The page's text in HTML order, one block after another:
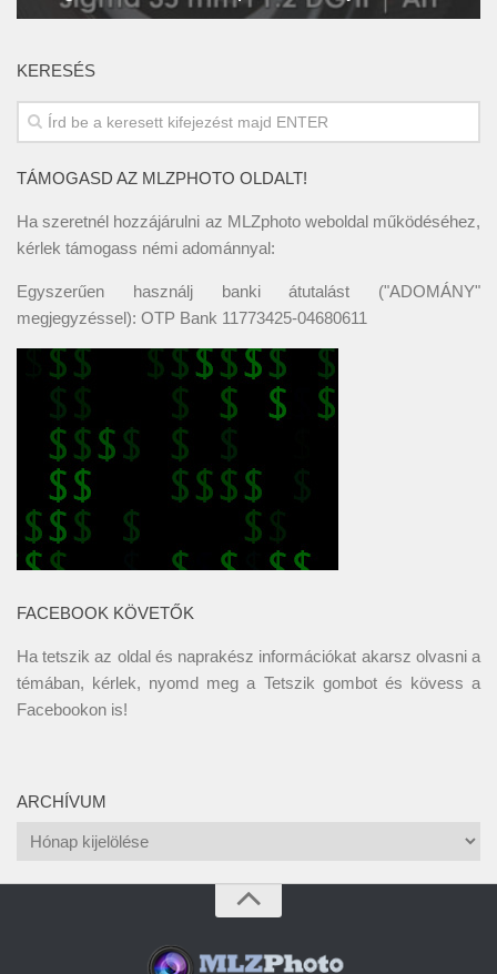
KERESÉS
TÁMOGASD AZ MLZPHOTO OLDALT!
Ha szeretnél hozzájárulni az MLZphoto weboldal működéséhez,
kérlek támogass némi adománnyal:
Egyszerűen használj banki átutalást ("ADOMÁNY"
megjegyzéssel): OTP Bank 11773425-04680611
FACEBOOK KÖVETŐK
Ha tetszik az oldal és naprakész információkat akarsz olvasni a
témában, kérlek, nyomd meg a Tetszik gombot és kövess a
Facebookon is!
ARCHÍVUM
Archívum